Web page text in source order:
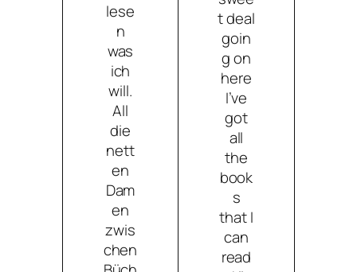
lese
n
was
ich
will.
All
die
nett
en
Dam
en
zwis
chen
t deal
goin
g on
here
I’ve
got
all
the
book
s
that I
can
read